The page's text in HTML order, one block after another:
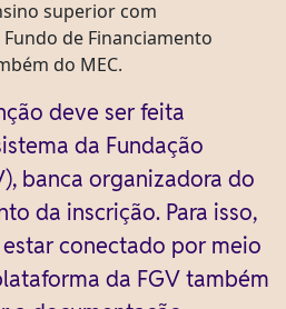
superior com
de Financiamento
do MEC.
deve ser feita
da Fundação
banca organizadora do
da inscrição. Para isso,
conectado por meio
da FGV também